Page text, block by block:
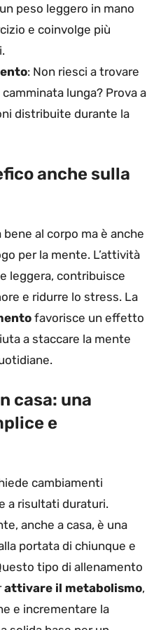
peso leggero in mano
e coinvolge più
: Non riesci a trovare
lunga? Prova a
distribuite durante la
anche sulla
al corpo ma è anche
per la mente. L’attività
leggera, contribuisce
e ridurre lo stress. La
favorisce un effetto
a staccare la mente
casa: una
e
cambiamenti
a risultati duraturi.
anche a casa, è una
portata di chiunque e
tipo di allenamento
attivare il metabolismo,
e incrementare la